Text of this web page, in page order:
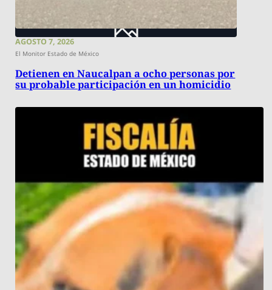
AGOSTO 7, 2026
El Monitor Estado de México
Detienen en Naucalpan a ocho personas por
su probable participación en un homicidio